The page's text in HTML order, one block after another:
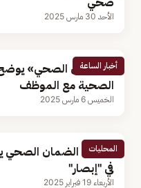
الأحد 30 مارس 2025
أخبار الساعة
«الضمان الصحي» يوضح
الصحية مع الموظف
الخميس 6 مارس 2025
المحليات
مجلس الضمان الصحي
في "إبصار"
الأربعاء 19 فبراير 2025